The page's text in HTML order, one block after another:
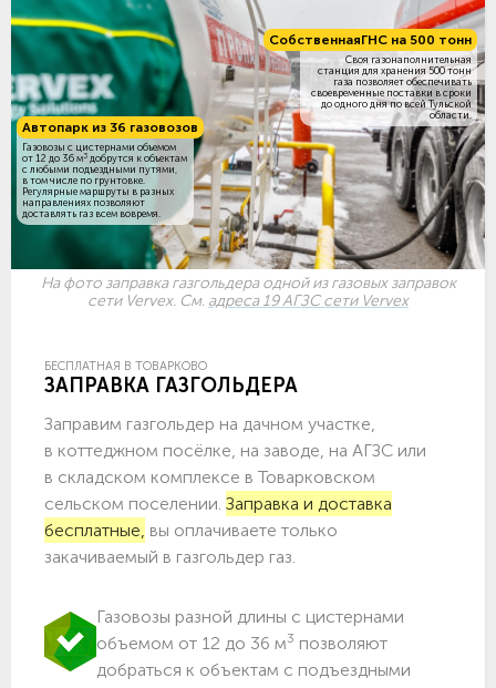
СобственнаяГНС на 500 тонн
Своя газонаполнительная
станция для хранения 500 тонн
газа позволяет обеспечивать
своевременные поставки в сроки
до одного дня по всей Тульской
области.
Автопарк из 36 газовозов
Газовозы с цистернами объемом
от 12 до 36 м3 добрутся к объектам
c любыми подъездными путями,
в том числе по грунтовке.
Регулярные маршруты в разных
направлениях позволяют
доставлять газ всем вовремя.
На фото заправка газгольдера одной из газовых заправок
сети Vervex. См. адреса 19 АГЗС сети Vervex
БЕСПЛАТНАЯ В ТОВАРКОВО
ЗАПРАВКА ГАЗГОЛЬДЕРА
Заправим газгольдер на дачном участке,
в коттеджном посёлке, на заводе, на АГЗС или
в складском комплексе в Товарковском
сельском поселении. Заправка и доставка
бесплатные, вы оплачиваете только
закачиваемый в газгольдер газ.
Газовозы разной длины с цистернами
объемом от 12 до 36 м3 позволяют
добраться к объектам c подъездными